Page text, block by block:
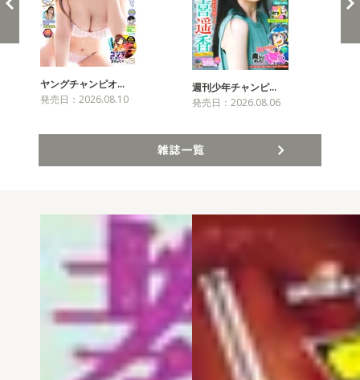
ヤングチャンピオ…
発売日：2026.08.10
週刊少年チャンピ…
発売日：2026.08.06